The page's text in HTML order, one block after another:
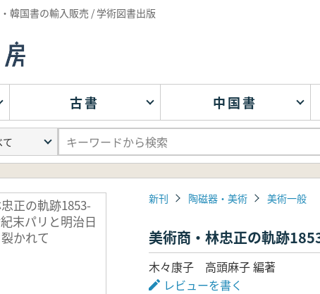
韓国書の輸入販売 / 学術図書出版
古書 中国書
正の軌跡1853-
末パリと明治日
かれて
新刊 陶磁器・美術 美術一般
美術商・林忠正の軌跡
木々康子 高頭麻子 編著
レビューを書く